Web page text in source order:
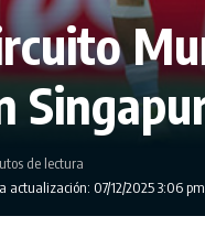
actualización: 07/12/2025 3:06 pm
de lectura